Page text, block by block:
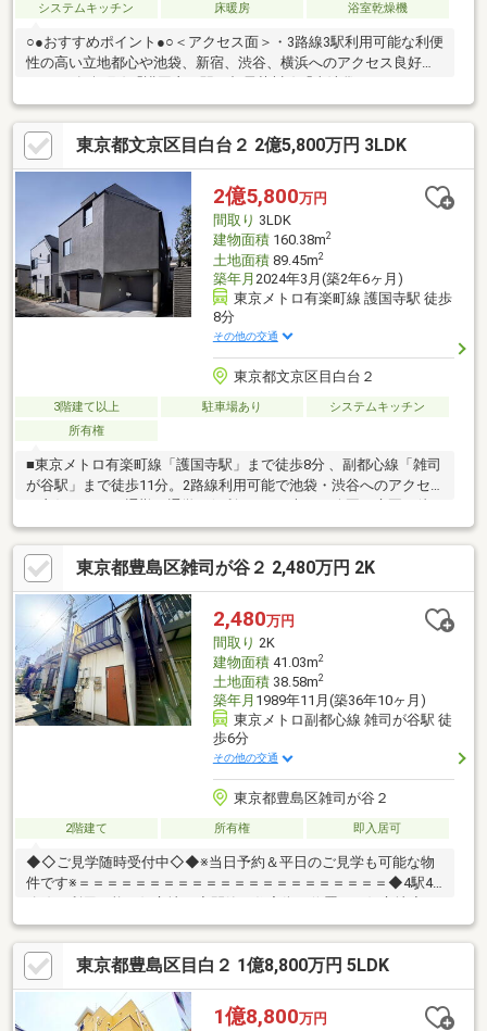
システムキッチン
床暖房 浴室乾燥機
○●おすすめポイント●○＜アクセス面＞・3路線3駅利用可能な利便
性の高い立地都心や池袋、新宿、渋谷、横浜へのアクセス良好で
駅 -副都心線「雑司が谷」駅＜立地条件＞・大通りから1本入っ
た穏やかな住宅地です・入口の道路から登った先の高台に立地・
南西向きのため、陽当り良好です＜設備概要＞・上部に吊戸棚を
配置しない開放的なカウンターキッチン・ビルトイン食洗器付き
のシステムキッチン・LD部分に床暖房設置されています・トイレ
2箇所があり生活導線を整えることができます☆室内大変綺麗に
お使いです！是非ご内覧ください☆
東京都文京区目白台２ 2億5,800万円 3LDK
2億5,800万円
間取り 3LDK
建物面積160.38m2
土地面積89.45m2
築年月 2024年3月(築2年6ヶ月)
東京メトロ有楽町線 護国寺駅 徒歩
8分
その他の交通
東京都文京区目白台２
3階建て以上 駐車場あり
システムキッチン
所有権
■東京メトロ有楽町線「護国寺駅」まで徒歩8分 、副都心線「雑司
が谷駅」まで徒歩11分。2路線利用可能で池袋・渋谷へのアクセ
歩圏内、落ち着きのある周辺環境秋には紅葉がライトアップされ
る肥後細川庭園、目白台運動公園が徒歩10分圏内に！休日には大
切なご家族との時間をゆっくりとお過ごしいただけます。■ひっ
そりと佇むエレベーター付き3階建て住戸目白通りを曲がった奥座
敷にある為、車の騒音は気になりません。また、戸建には珍しい
エレベーター付きで、将来の移動も安心です。
東京都豊島区雑司が谷２ 2,480万円 2K
2,480万円
間取り 2K
建物面積41.03m2
土地面積38.58m2
築年月 1989年11月(築36年10ヶ月)
東京メトロ副都心線 雑司が谷駅 徒
歩6分
その他の交通
東京都豊島区雑司が谷２
2階建て 所有権 即入居可
◆◇ご見学随時受付中◇◆※当日予約＆平日のご見学も可能な物
件です※＝＝＝＝＝＝＝＝＝＝＝＝＝＝＝＝＝＝＝＝＝＝◆4駅4
階建で各フロア1Kの二世帯住宅仕様◇東南向きにつき陽当り良
好！＝＝＝＝＝＝＝＝＝＝＝＝＝＝＝＝＝＝＝＝＝＝■周辺環境
ツアー開催中！現地ご見学後に周辺環境を車でぐるっとご案内い
たします！区外に住んでいて土地勘がない…周辺環境も含めて検
討したい…などまずはお気軽にお問い合わせください！
東京都豊島区目白２ 1億8,800万円 5LDK
1億8,800万円